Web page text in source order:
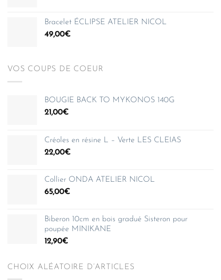
Bracelet ÉCLIPSE ATELIER NICOL
49,00€
VOS COUPS DE COEUR
BOUGIE BACK TO MYKONOS 140G
21,00€
Créoles en résine L – Verte LES CLEIAS
22,00€
Collier ONDA ATELIER NICOL
65,00€
Biberon 10cm en bois gradué Sisteron pour
poupée MINIKANE
12,90€
CHOIX ALÉATOIRE D’ARTICLES